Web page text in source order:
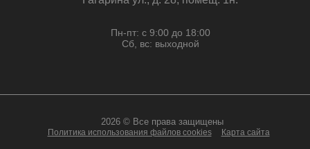
Пн-пт: с 9:00 до 18:00
Сб, вс: выходной
2026 © Все права защищены
Политика использования файлов cookies Карта сайта